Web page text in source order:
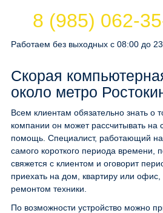
8 (985) 062-
Работаем без выходных с 08:00 до
Скорая
около метро
Всем клиентам обязательно знать о
компании он может рассчитывать
помощь. Специалист, работающий
самого короткого периода времени,
свяжется с клиентом и оговорит
приехать на дом, квартиру или офис,
ремонтом техники.
По возможности устройство можно